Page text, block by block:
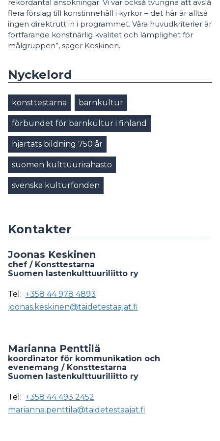
rekordantal ansökningar. Vi var också tvungna att avslå
flera förslag till konstinnehåll i kyrkor – det här är alltså
ingen direktrutt in i programmet. Våra huvudkriterier är
fortfarande konstnärlig kvalitet och lämplighet för
målgruppen”, säger Keskinen.
Nyckelord
konsttestarna barnkultur
förbundet för barnkultur i finland
hjärtats bildning 750 år
suomen kulttuurirahasto
svenska kulturfonden
Kontakter
Joonas Keskinen
chef / Konsttestarna
Suomen lastenkulttuuriliitto ry
Tel: +358 44 978 4893
joonas.keskinen@taidetestaajat.fi
Marianna Penttilä
koordinator för kommunikation och
evenemang / Konsttestarna
Suomen lastenkulttuuriliitto ry
Tel: +358 44 493 2452
marianna.penttila@taidetestaajat.fi